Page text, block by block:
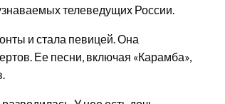
телеведущих России.
и стала певицей. Она
Ее песни, включая «Карамба»,